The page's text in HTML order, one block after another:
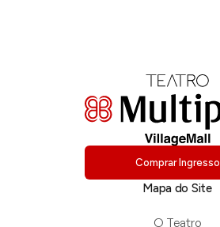
Comprar Ingresso
Mapa do Site
O Teatro